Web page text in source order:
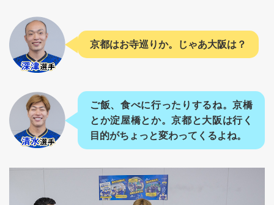
京都はお寺巡りか。じゃあ大阪は？
ご飯、食べに行ったりするね。京橋
とか淀屋橋とか。京都と大阪は行く
目的がちょっと変わってくるよね。